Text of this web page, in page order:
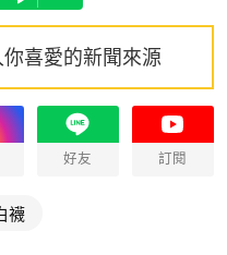
喜愛的新聞來源
好友 訂閱
襪